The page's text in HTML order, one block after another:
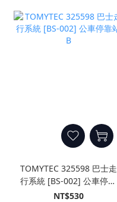
TOMYTEC 325598 巴士走
行系統 [BS-002] 公車停靠
站B
NT$530